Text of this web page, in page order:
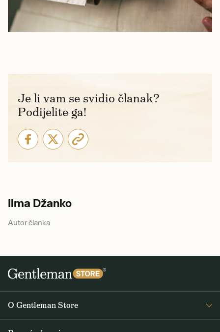
Je li vam se svidio članak?
Podijelite ga!
Ilma Džanko
Autor članka
O Gentleman Store